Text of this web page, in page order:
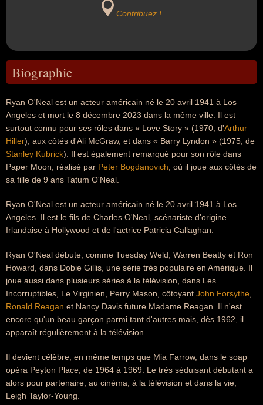
Contribuez !
Biographie
Ryan O'Neal est un acteur américain né le 20 avril 1941 à Los
Angeles et mort le 8 décembre 2023 dans la même ville. Il est
surtout connu pour ses rôles dans « Love Story » (1970, d'Arthur
Hiller), aux côtés d'Ali McGraw, et dans « Barry Lyndon » (1975, de
Stanley Kubrick). Il est également remarqué pour son rôle dans
Paper Moon, réalisé par Peter Bogdanovich , où il joue aux côtés de
sa fille de 9 ans Tatum O'Neal.
Ryan O'Neal est un acteur américain né le 20 avril 1941 à Los
Angeles. Il est le fils de Charles O'Neal, scénariste d'origine
Irlandaise à Hollywood et de l'actrice Patricia Callaghan.
Ryan O'Neal débute, comme Tuesday Weld, Warren Beatty et Ron
Howard, dans Dobie Gillis, une série très populaire en Amérique. Il
joue aussi dans plusieurs séries à la télévision, dans Les
Incorruptibles, Le Virginien, Perry Mason, côtoyant John Forsythe
Ronald Reagan et Nancy Davis future Madame Reagan. Il n'est
encore qu'un beau garçon parmi tant d'autres mais, dès 1962, il
apparaît régulièrement à la télévision.
Il devient célèbre, en même temps que Mia Farrow, dans le soap
opéra Peyton Place, de 1964 à 1969. Le très séduisant débutant a
alors pour partenaire, au cinéma, à la télévision et dans la vie,
Leigh Taylor-Young.